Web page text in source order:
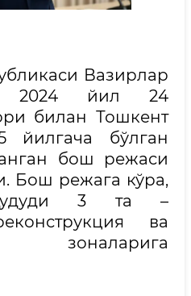
Вазирлар
2024 йил 24
билан Тошкент
йилгача бўлган
бош режаси
Бош режага кўра,
ҳудуди 3 та –
ва